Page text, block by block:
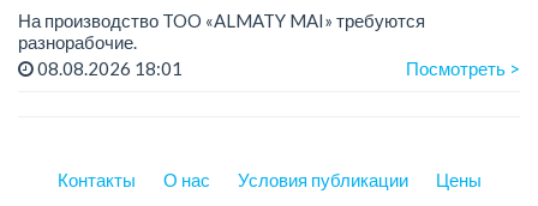
На производство TOO «ALMATY MAI» требуются
разнорабочие.
Зарплата: от 250 000 до 300 000 тенге на руки.
08.08.2026 18:01 Посмотреть >
Контакты О нас Условия публикации Цены